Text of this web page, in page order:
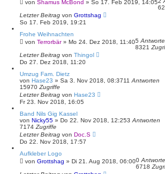
von Shamus McBond » So 17. Feb 2019, 14:05
Letzter Beitrag von Grottshag
So 17. Feb 2019, 19:21
Frohe Weihnachten
von Terrorbär» Mo 24. Dez 2018, 11:405
8321
Letzter Beitrag von Thingol
Do 27. Dez 2018, 11:20
Umzug Fam. Dietz
von Hase23 » Sa 3. Nov 2018, 08:3711 Antworten
15970 Zugriffe
Letzter Beitrag von Hase23
Fr 23. Nov 2018, 16:05
Band Nils Gig Kassel
von Nicky55 » Do 22. Nov 2018, 12:253 Antworten
7174 Zugriffe
Letzter Beitrag von Doc.S
Do 22. Nov 2018, 17:57
Aufkleber Logo
von Grottshag » Di 21. Aug 2018, 06:000
6718